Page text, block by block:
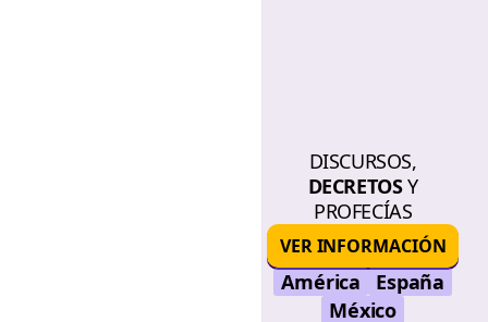
DISCURSOS,
DECRETOSY
PROFECÍAS
VER INFORMACIÓN
América
España
México